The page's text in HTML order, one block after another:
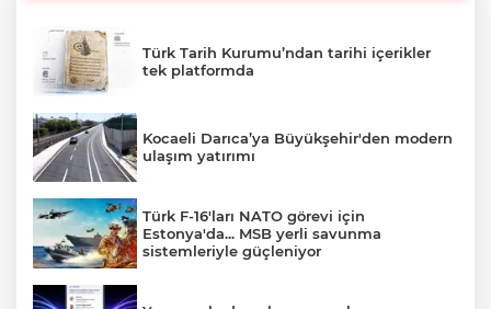
Türk Tarih Kurumu’ndan tarihi içerikler
tek platformda
Kocaeli Darıca’ya Büyükşehir'den modern
ulaşım yatırımı
Türk F-16'ları NATO görevi için
Estonya'da... MSB yerli savunma
sistemleriyle güçleniyor